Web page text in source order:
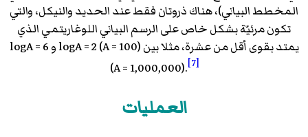
المخطط البياني)، هناك ذروتان فقط عند الحديد والنيكل، والتي
تكون مرئيّة بشكل خاص على الرسم البياني اللوغاريتمي الذي
يمتد بقوى أقل من عشرة، مثلا بين logA = 2 (A = 100) و logA = 6
(A = 1,000,000).[7]
العمليات